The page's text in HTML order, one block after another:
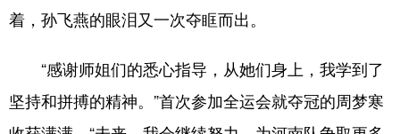
着，孙飞燕的眼泪又一次夺眶而出。
“感谢师姐们的悉心指导，从她们身上，我学到了
坚持和拼搏的精神。”首次参加全运会就夺冠的周梦寒